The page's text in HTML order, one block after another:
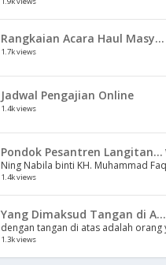
Rangkaian Acara Haul Masy...
1.7k views
Jadwal Pengajian Online
1.4k views
Pondok Pesantren Langitan...
Ning Nabila binti KH. Muhammad
1.4k views
Yang Dimaksud Tangan di A...
dengan tangan di atas adalah orang
1.3k views